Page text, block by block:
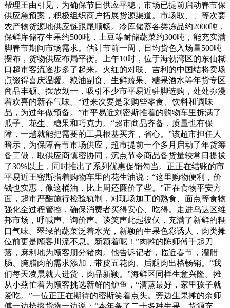
帮理王由引见，为确保节日供应平稳，市场已提前启动春节保
供应急预案，积极组织商户拓展货源渠道。市场取、、等次要
农产物货源地供应链跟尾顺畅。冷库储蓄各类冻品约2000吨，
保鲜库储存生果约500吨，土豆等耐储蔬菜约300吨，能充实满
脚春节期间市场需求。估计节前一周，日均货色入场量500吨
摆布，货物供应布局平衡。上午10时，位于海勃湾区的东仙糊
口超市客流逐步多了起来。火红的对联、吉利的中国结将卖场
点缀得喜庆温暖。粮油副食、生鲜蔬果、糖果酒水等年货专区
商品丰硕、摆放划一，吸引不少市平易近驻脚选购，处处弥漫
着欢喜的新春气味。“过来次要是采购些零食、饮料和调味
品，为过年做预备。”市平易近刘密斯推着的购物车里拆满了
瓜子、花生、糖果和巧克力。“超市商品齐备，质量也有保
障，一趟就能把需要的工具根基买齐，省心。”该超市担任人
暗示，为保障春节市场供应，超市提前一个多月启动了年货筹
备工做，取供应商慎密协同，沉点节令商品备货量较常日提拔
了30%以上，同时推出了系列优惠促销勾当。正正在结账的市
平易近王密斯指着购物车里的花生油说：“这里购物便利，价
钱也实惠，像这桶油，比上周还廉价了些。”正在食物平安方
面，超市严酷施行检验轨制，对现场加工的熟食、面点等食物
强化全过程管控，确保消费者买得安心、吃得。走进乌达区维
邦市场，呼喊声、询价声、谈笑声此起彼伏，充满了新鲜的糊
口气味。翠绿的蔬菜泛着水光，新颖的生果色彩诱人，肉类摊
位前更是顾客川流不息。新颖着呢！”肉摊的陈师傅手起刀
落，麻利地为顾客朋分猪肉。他告诉记者，临近春节，灌腊
肠、腌腊肉的需求添加，带皮五花肉、后腿肉出格畅销。“我
们每天凌晨就去进货，肉品新颖。”海鲜区同样生意兴隆。摊
从小燕忙着为顾客挑选新鲜的鲈鱼，“清蒸最好，家里孩子就
爱吃。”一位正正在期待的密斯笑着点头。旁边生果摊的余师